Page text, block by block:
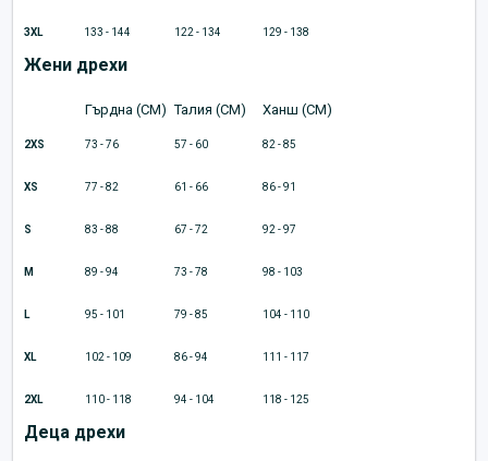
3XL 133 - 144 122 - 134 129 - 138
Жени дрехи
Гърдна (CM) Талия (CM) Ханш (CM)
2XS 73 - 76 57 - 60 82 - 85
XS 77 - 82 61 - 66 86 - 91
S 83 - 88 67 - 72 92 - 97
M 89 - 94 73 - 78 98 - 103
L 95 - 101 79 - 85 104 - 110
XL 102 - 109 86 - 94 111 - 117
2XL 110 - 118 94 - 104 118 - 125
Деца дрехи